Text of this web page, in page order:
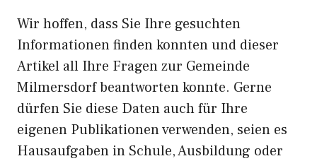
Wir hoffen, dass Sie Ihre gesuchten
Informationen finden konnten und dieser
Artikel all Ihre Fragen zur Gemeinde
Milmersdorf beantworten konnte. Gerne
dürfen Sie diese Daten auch für Ihre
eigenen Publikationen verwenden, seien es
Hausaufgaben in Schule, Ausbildung oder